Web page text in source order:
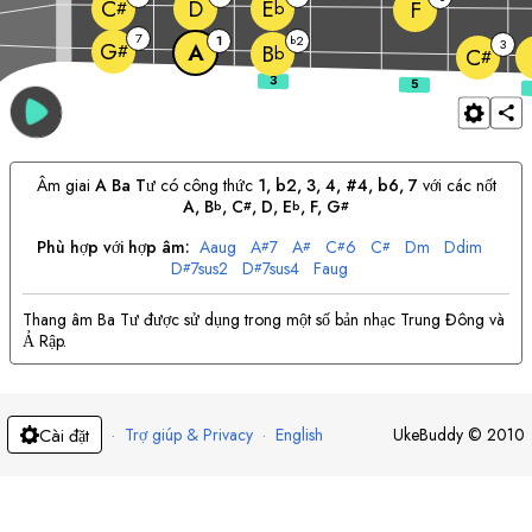
G# 7 A 1 Bb
b2
C# 3
C# D Eb F
Âm giai ABa Tưcó công thức 1, b2, 3, 4, #4, b6, 7với các nốt
A, Bb, C#, D, Eb, F, G#
Phù hợp với hợp âm: Aaug A#7 A# C#6 C# Dm Ddim
D#7sus2 D#7sus4 Faug
Thang âm Ba Tư được sử dụng trong một số bản nhạc Trung Đông và
Ả Rập.
Cài đặt · Trợ giúp & Privacy · English UkeBuddy © 2010